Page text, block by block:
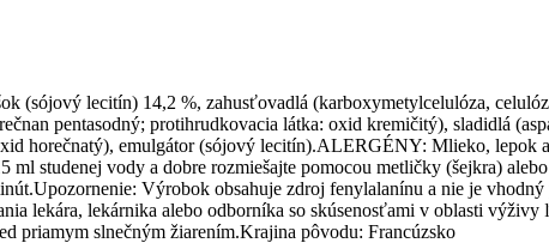
(sójový lecitín) 14,2 %, zahusťovadlá (karboxymetylcelulóza,
pentasodný; protihrudkovacia látka: oxid kremičitý), sladidlá
horečnatý), emulgátor (sójový lecitín).ALERGÉNY: Mlieko, lepok
studenej vody a dobre rozmiešajte pomocou metličky (šejkra)
Výrobok obsahuje zdroj fenylalanínu a nie je
lekára, lekárnika alebo odborníka so skúsenosťami v oblasti
priamym slnečným žiarením.Krajina pôvodu: Francúzsko